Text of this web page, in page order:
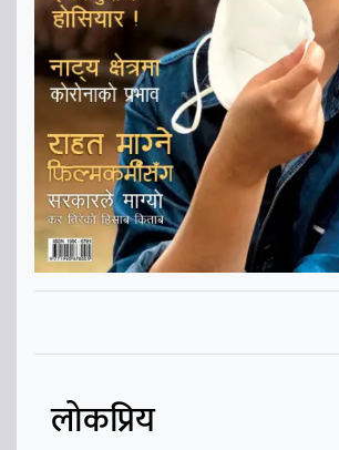
लोकप्रिय